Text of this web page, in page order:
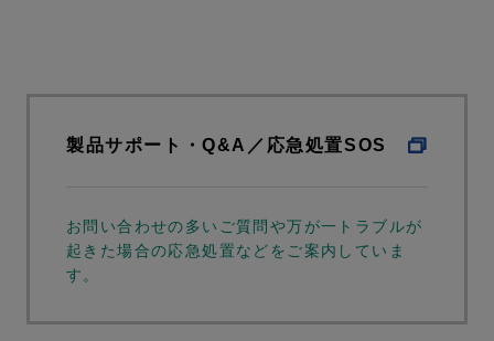
製品サポート・Q&A／応急処置SOS
お問い合わせの多いご質問や万が一トラブルが
起きた場合の応急処置などをご案内していま
す。